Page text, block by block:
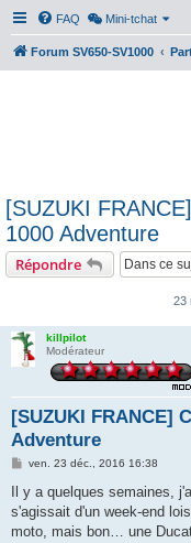
FAQ Mini-tchat
Forum SV650-SV1000
[SUZUKI
1000 Adventure
Répondre
23
killpilot
Modérateur
[SUZUKI FRANCE]
Adventure
M
s
s
a
g
ven. 23 déc., 2016 16:38
Il y a quelques semaines,
s'agissait d'un week-end
moto, mais bon… une